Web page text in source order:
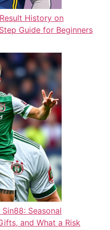
History on
Guide for Beginners
Seasonal
and What a Risk